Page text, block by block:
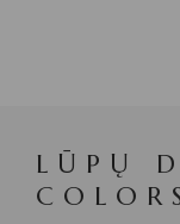
LŪPŲ